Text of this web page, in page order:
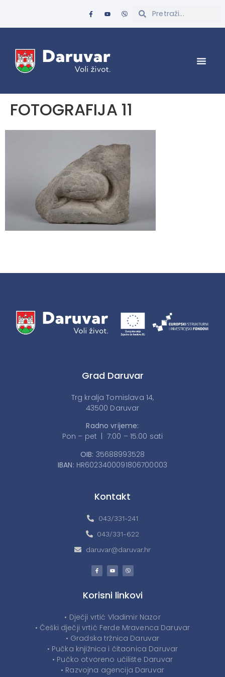
FOTOGRAFIJA 11
Grad Daruvar
Trg kralja Tomislava 14,
43500 Daruvar
Radno vrijeme:
Pon – pet | 7:00 – 15:00 sati
OIB: 35688993528
IBAN: HR6023400091806700003
Kontakt
043/331-241
043/331-622
daruvar@daruvar.hr
Korisni linkovi
• Dječji vrtić Vladimir Nazor
• Češki dječji vrtić Ferde Mravenca Daruvar
• Gradska tržnica Daruvar
• Pučka knjižnica i čitaonica Daruvar
• Pučko otvoreno učilište Daruvar
• Razvojna agencija Daruvar